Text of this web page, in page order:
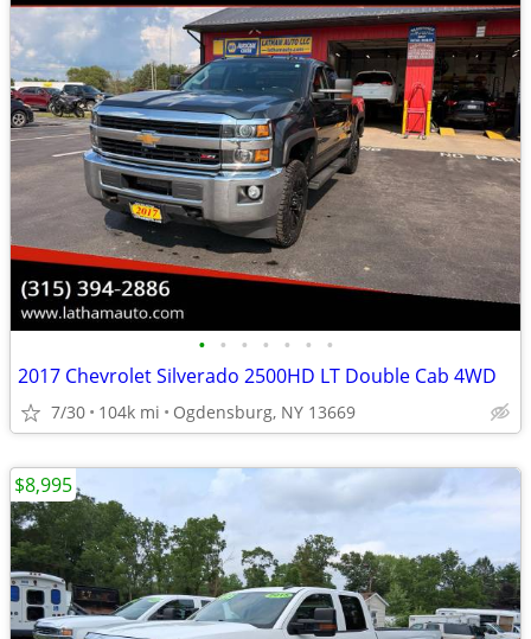
• • • • • • •
2017 Chevrolet Silverado 2500HD LT Double Cab 4WD
7/30 104k mi Ogdensburg, NY 13669
$8,995